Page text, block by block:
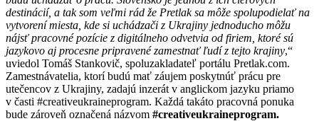
destinácií, a tak som veľmi rád že Pretlak sa môže spolupodielať na
vytvorení miesta, kde si uchádzači z Ukrajiny jednoducho môžu
nájsť pracovné pozície z digitálneho odvetvia od firiem, ktoré sú
jazykovo aj procesne pripravené zamestnať ľudí z tejto krajiny,“
uviedol Tomáš Stankovič, spoluzakladateľ portálu Pretlak.com.
Zamestnávatelia, ktorí budú mať záujem poskytnúť prácu pre
utečencov z Ukrajiny, zadajú inzerát v anglickom jazyku priamo
v časti #creativeukraineprogram. Každá takáto pracovná ponuka
bude zároveň označená názvom #creativeukraineprogram.